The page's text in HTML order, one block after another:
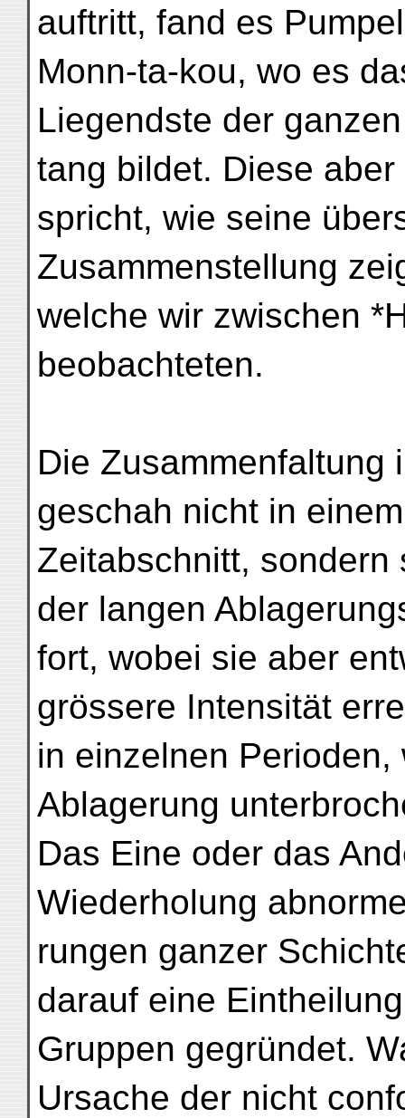
auftritt, fand es
Monn-ta-kou, wo es
Liegendste der
tang bildet. Diese aber
spricht, wie seine
Zusammenstellung
welche wir zwischen
beobachteten.
Die Zusammenfaltung
geschah nicht in
Zeitabschnitt,
der langen
fort, wobei sie aber
grössere Intensität
in einzelnen
Ablagerung
Das Eine oder das
Wiederholung
rungen ganzer
darauf eine
Gruppen gegründet.
Ursache der nicht